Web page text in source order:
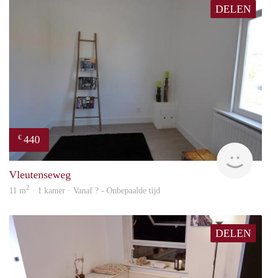
DELEN
€ 440
Vleutenseweg
11 m2 · 1 kamer · Vanaf ? - Onbepaalde tijd
DELEN